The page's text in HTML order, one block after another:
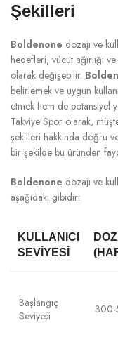
Şekilleri
Boldenone dozajı ve
hedefleri, vücut ağırlığı
olarak değişebilir.
belirlemek ve uygun
etmek hem de potansiyel
Takviye Spor olarak,
şekilleri hakkında doğru
bir şekilde bu üründen
Boldenone dozajı ve
aşağıdaki gibidir:
KULLANICI
SEVIYESI
Başlangıç
Seviyesi
300-